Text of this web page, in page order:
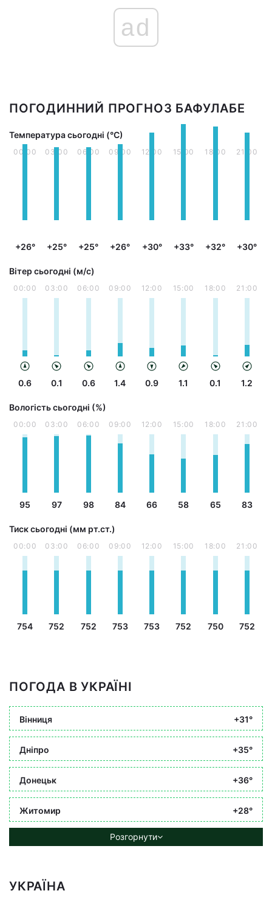
ad
ПОГОДИННИЙ ПРОГНОЗ БАФУЛАБЕ
Температура сьогодні (°С)
00:00
+26°
03:00
+25°
06:00
+25°
09:00
+26°
12:00
+30°
15:00
+33°
18:00
+32°
21:00
+30°
Вітер сьогодні (м/с)
00:00
0.6
03:00
0.1
06:00
0.6
09:00
1.4
12:00
0.9
15:00
1.1
18:00
0.1
21:00
1.2
Вологість сьогодні (%)
00:00
95
03:00
97
06:00
98
09:00
84
12:00
66
15:00
58
18:00
65
21:00
83
Тиск сьогодні (мм рт.ст.)
00:00
754
03:00
752
06:00
752
09:00
753
12:00
753
15:00
752
18:00
750
21:00
752
ПОГОДА В УКРАЇНІ
Вінниця +31°
Дніпро +35°
Донецьк +36°
Житомир +28°
Розгорнути
УКРАЇНА